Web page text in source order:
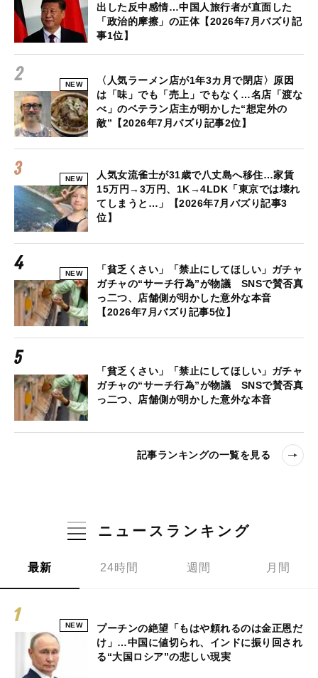
出した反中感情…中国人旅行者が直面した
「政治的摩擦」の正体【2026年7月バズり記
事1位】
NEW
〈人気ラーメン店が1年3カ月で閉店〉原因
は「味」でも「売上」でもなく…名店「渡な
べ」のベテラン店主が明かした“想定外の
敵”【2026年7月バズり記事2位】
NEW
人気女流雀士が31歳で八丈島へ移住…家賃
15万円→3万円、1K→4LDK「東京では壊れ
てしまうと…」【2026年7月バズり記事3
位】
NEW
「貧乏くさい」「禁止にしてほしい」ガチャ
ガチャの“サーチ行為”が物議 SNSで賛否真
っ二つ、店舗側が明かした意外な本音
【2026年7月バズり記事5位】
「貧乏くさい」「禁止にしてほしい」ガチャ
ガチャの“サーチ行為”が物議 SNSで賛否真
っ二つ、店舗側が明かした意外な本音
記事ランキングの一覧を見る
ニュースランキング
最新 24時間 週間 月間
NEW
プーチンの絶望「もはや頼れるのは金正恩だ
け」…中国に値切られ、インドに振り回され
る“大国ロシア”の悲しい現実